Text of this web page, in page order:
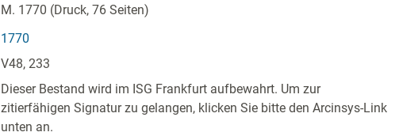
M. 1770 (Druck, 76 Seiten)
1770
V48, 233
Dieser Bestand wird im ISG Frankfurt aufbewahrt. Um zur
zitierfähigen Signatur zu gelangen, klicken Sie bitte den Arcinsys-Link
unten an.